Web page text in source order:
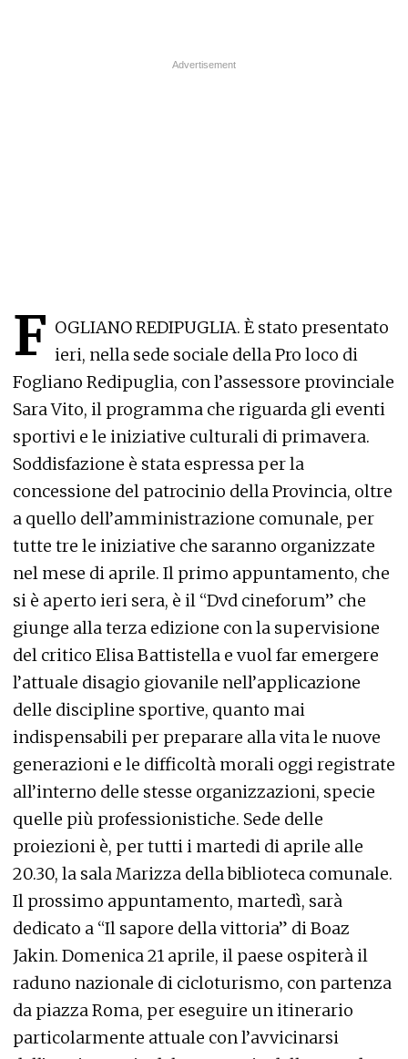
F OGLIANO REDIPUGLIA. È stato presentato
ieri, nella sede sociale della Pro loco di
Fogliano Redipuglia, con l’assessore provinciale
Sara Vito, il programma che riguarda gli eventi
sportivi e le iniziative culturali di primavera.
Soddisfazione è stata espressa per la
concessione del patrocinio della Provincia, oltre
a quello dell’amministrazione comunale, per
tutte tre le iniziative che saranno organizzate
nel mese di aprile. Il primo appuntamento, che
si è aperto ieri sera, è il “Dvd cineforum” che
giunge alla terza edizione con la supervisione
del critico Elisa Battistella e vuol far emergere
l’attuale disagio giovanile nell’applicazione
delle discipline sportive, quanto mai
indispensabili per preparare alla vita le nuove
generazioni e le difficoltà morali oggi registrate
all’interno delle stesse organizzazioni, specie
quelle più professionistiche. Sede delle
proiezioni è, per tutti i martedi di aprile alle
20.30, la sala Marizza della biblioteca comunale.
Il prossimo appuntamento, martedì, sarà
dedicato a “Il sapore della vittoria” di Boaz
Jakin. Domenica 21 aprile, il paese ospiterà il
raduno nazionale di cicloturismo, con partenza
da piazza Roma, per eseguire un itinerario
particolarmente attuale con l’avvicinarsi